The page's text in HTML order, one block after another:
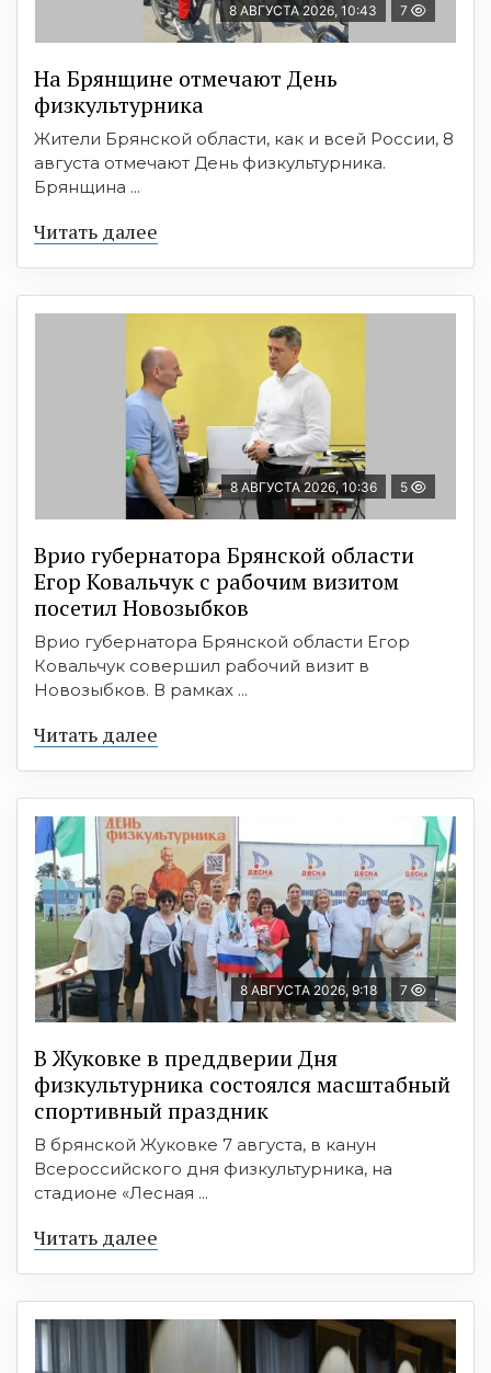
8 АВГУСТА 2026, 10:43 7
На Брянщине отмечают День
физкультурника
Жители Брянской области, как и всей России, 8
августа отмечают День физкультурника.
Брянщина ...
Читать далее
8 АВГУСТА 2026, 10:36 5
Врио губернатора Брянской области
Егор Ковальчук с рабочим визитом
посетил Новозыбков
Врио губернатора Брянской области Егор
Ковальчук совершил рабочий визит в
Новозыбков. В рамках ...
Читать далее
8 АВГУСТА 2026, 9:18 7
В Жуковке в преддверии Дня
физкультурника состоялся масштабный
спортивный праздник
В брянской Жуковке 7 августа, в канун
Всероссийского дня физкультурника, на
стадионе «Лесная ...
Читать далее